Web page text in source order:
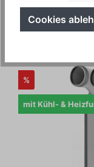
passend
%
mit Kühl- &
Cookies